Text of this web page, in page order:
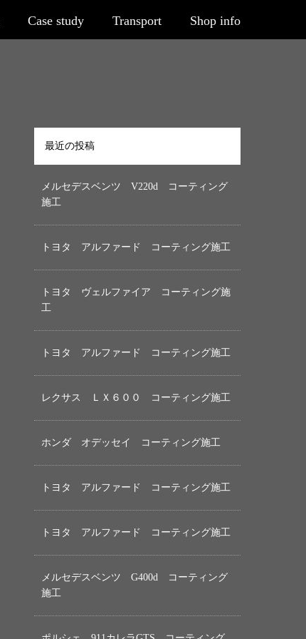
Case study Transport Shop info
最近の投稿
メルセデスベンツ V220d コーティング
施工
トヨタ アルファード コーティング施工
トヨタ ヴェルファイア コーティング施
工
トヨタ アルファード コーティング施工
レクサス ＬＸ６００ コーティング施工
ホンダ オデッセイ コーティング施工
トヨタ アルファード コーティング施工
トヨタ アルファード コーティング施工
メルセデスベンツ G400d コーティング
施工